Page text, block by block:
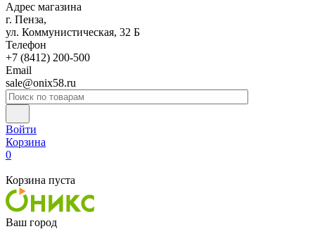
Адрес магазина
г. Пенза,
ул. Коммунистическая, 32 Б
Телефон
+7 (8412) 200-500
Email
sale@onix58.ru
Войти
Корзина
0
Корзина пуста
Ваш город